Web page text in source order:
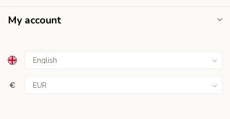
My account
€